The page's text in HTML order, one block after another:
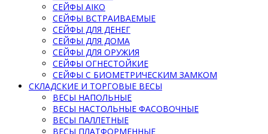
СЕЙФЫ AIKO
СЕЙФЫ ВСТРАИВАЕМЫЕ
СЕЙФЫ ДЛЯ ДЕНЕГ
СЕЙФЫ ДЛЯ ДОМА
СЕЙФЫ ДЛЯ ОРУЖИЯ
СЕЙФЫ ОГНЕСТОЙКИЕ
СЕЙФЫ С БИОМЕТРИЧЕСКИМ ЗАМКОМ
СКЛАДСКИЕ И ТОРГОВЫЕ ВЕСЫ
ВЕСЫ НАПОЛЬНЫЕ
ВЕСЫ НАСТОЛЬНЫЕ ФАСОВОЧНЫЕ
ВЕСЫ ПАЛЛЕТНЫЕ
ВЕСЫ ПЛАТФОРМЕННЫЕ